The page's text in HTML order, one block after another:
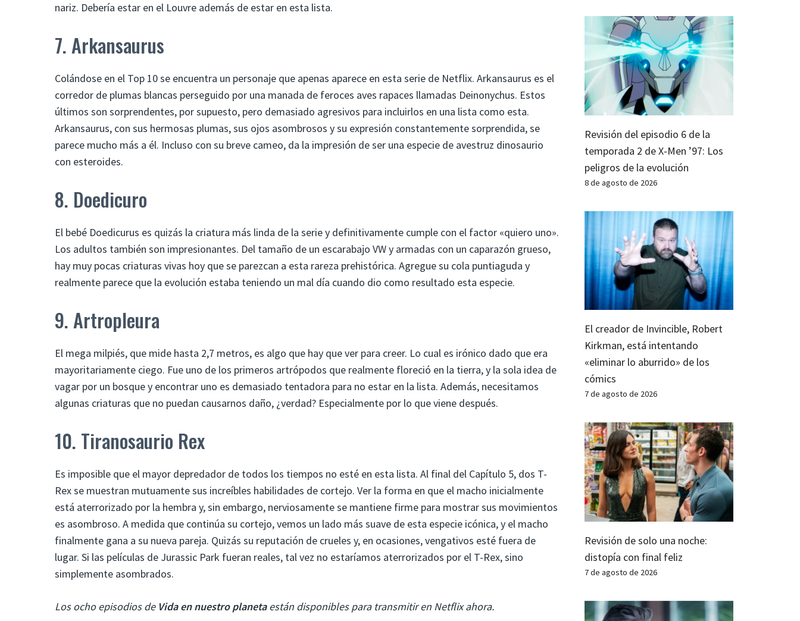
nariz. Debería estar en el Louvre además de estar en esta lista.
7. Arkansaurus
Colándose en el Top 10 se encuentra un personaje que apenas aparece en esta serie de Netflix. Arkansaurus es el
corredor de plumas blancas perseguido por una manada de feroces aves rapaces llamadas Deinonychus. Estos
últimos son sorprendentes, por supuesto, pero demasiado agresivos para incluirlos en una lista como esta.
Arkansaurus, con sus hermosas plumas, sus ojos asombrosos y su expresión constantemente sorprendida, se
parece mucho más a él. Incluso con su breve cameo, da la impresión de ser una especie de avestruz dinosaurio
con esteroides.
8. Doedicuro
El bebé Doedicurus es quizás la criatura más linda de la serie y definitivamente cumple con el factor «quiero uno».
Los adultos también son impresionantes. Del tamaño de un escarabajo VW y armadas con un caparazón grueso,
hay muy pocas criaturas vivas hoy que se parezcan a esta rareza prehistórica. Agregue su cola puntiaguda y
realmente parece que la evolución estaba teniendo un mal día cuando dio como resultado esta especie.
9. Artropleura
El mega milpiés, que mide hasta 2,7 metros, es algo que hay que ver para creer. Lo cual es irónico dado que era
mayoritariamente ciego. Fue uno de los primeros artrópodos que realmente floreció en la tierra, y la sola idea de
vagar por un bosque y encontrar uno es demasiado tentadora para no estar en la lista. Además, necesitamos
algunas criaturas que no puedan causarnos daño, ¿verdad? Especialmente por lo que viene después.
10. Tiranosaurio Rex
Es imposible que el mayor depredador de todos los tiempos no esté en esta lista. Al final del Capítulo 5, dos T-
Rex se muestran mutuamente sus increíbles habilidades de cortejo. Ver la forma en que el macho inicialmente
está aterrorizado por la hembra y, sin embargo, nerviosamente se mantiene firme para mostrar sus movimientos
es asombroso. A medida que continúa su cortejo, vemos un lado más suave de esta especie icónica, y el macho
finalmente gana a su nueva pareja. Quizás su reputación de crueles y, en ocasiones, vengativos esté fuera de
lugar. Si las películas de Jurassic Park fueran reales, tal vez no estaríamos aterrorizados por el T-Rex, sino
simplemente asombrados.
Los ocho episodios de Vida en nuestro planetaestán disponibles para transmitir en Netflix ahora.
Revisión del episodio 6 de la
temporada 2 de X-Men ’97: Los
peligros de la evolución
8 de agosto de 2026
El creador de Invincible, Robert
Kirkman, está intentando
«eliminar lo aburrido» de los
cómics
7 de agosto de 2026
Revisión de solo una noche:
distopía con final feliz
7 de agosto de 2026